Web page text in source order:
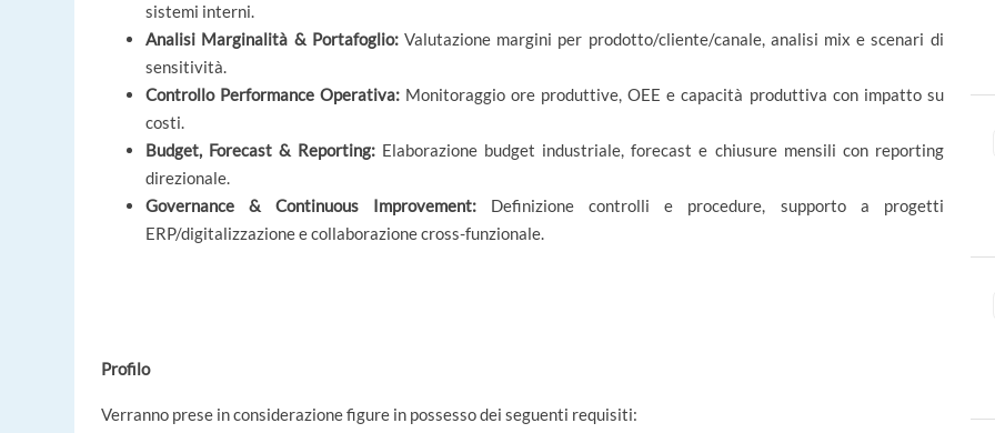
sistemi interni.
Analisi Marginalità & Portafoglio:Valutazione margini per prodotto/cliente/canale, analisi mix e scenari di
sensitività.
Controllo Performance Operativa: Monitoraggio ore produttive, OEE e capacità produttiva con impatto su
costi.
Budget, Forecast & Reporting: Elaborazione budget industriale, forecast e chiusure mensili con reporting
direzionale.
Governance & Continuous Improvement: Definizione controlli e procedure, supporto a progetti
ERP/digitalizzazione e collaborazione cross-funzionale.
Profilo
Verranno prese in considerazione figure in possesso dei seguenti requisiti: